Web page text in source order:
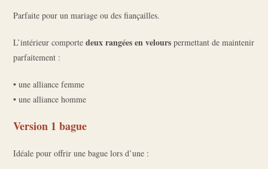
Parfaite pour un mariage ou des fiançailles.
L’intérieur comportedeux rangées en velours permettant de maintenir
parfaitement :
• une alliance femme
• une alliance homme
Version 1 bague
Idéale pour offrir une bague lors d’une :